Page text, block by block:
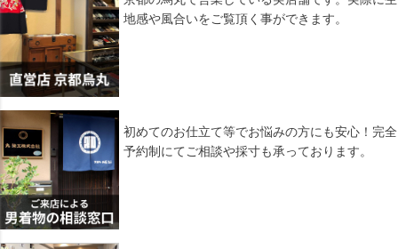
地感や風合いをご覧頂く事ができます。
初めてのお仕立て等でお悩みの方にも安心！完全
予約制にてご相談や採寸も承っております。